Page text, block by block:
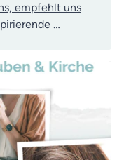
empfehlt uns
…